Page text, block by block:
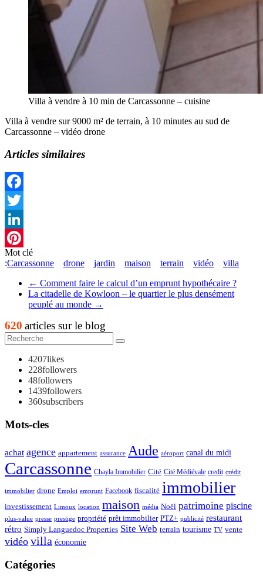
Villa à vendre à 10 min de Carcassonne – cuisine
Villa à vendre sur 9000 m² de terrain, à 10 minutes au sud de
Carcassonne – vidéo drone
Articles similaires
Facebook
Twitter
LinkedIn
Pinterest
Mot clé
:Carcassonne drone jardin maison terrain vidéo
villa
← Comment faire le calcul d’un emprunt hypothécaire ?
La citadelle de Kowloon – le quartier le plus densément
peuplé au monde →
620 articles sur le blog
4207likes
228followers
48followers
1439followers
360subscribers
Mots-cles
achat agence appartement assurance Aude aéroport canal du midi
Carcassonne Chayla Immobilier Cité Cité Médiévale credit crédit
immobilier drone Emploi emprunt Facebook fiscalité immobilier
investissement Limoux location maison média Noël patrimoine piscine
plus-value presse prestige propriété prêt immobilier PTZ+ publicité restaurant
rétro Simply Languedoc Properties Site Web terrain tourisme TV vente
vidéo villa économie
Catégories